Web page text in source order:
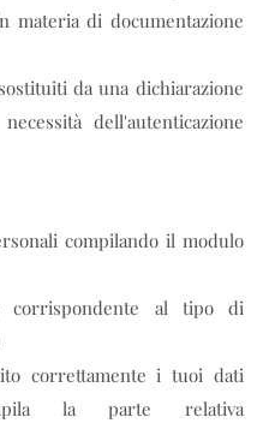
materia di documentazione
da una dichiarazione
dell'autenticazione
compilando il modulo
corrispondente al tipo di
correttamente i tuoi dati
la parte relativa